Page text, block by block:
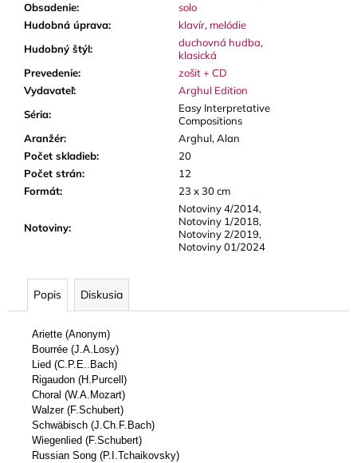
Obsadenie:
solo
Hudobná úprava: klavír, melódie
Hudobný štýl: duchovná hudba,
klasická
Prevedenie:
zošit + CD
Vydavateľ:
Arghul Edition
Séria:
Easy Interpretative
Compositions
Aranžér:
Arghul, Alan
Počet skladieb:
20
Počet strán:
12
Formát: 23 x 30 cm
Notoviny:
Notoviny 4/2014,
Notoviny 1/2018,
Notoviny 2/2019,
Notoviny 01/2024
Popis Diskusia
Ariette (Anonym)
Bourrée (J.A.Losy)
Lied (C.P.E..Bach)
Rigaudon (H.Purcell)
Choral (W.A.Mozart)
Walzer (F.Schubert)
Schwäbisch (J.Ch.F.Bach)
Wiegenlied (F.Schubert)
Russian Song (P.I.Tchaikovsky)